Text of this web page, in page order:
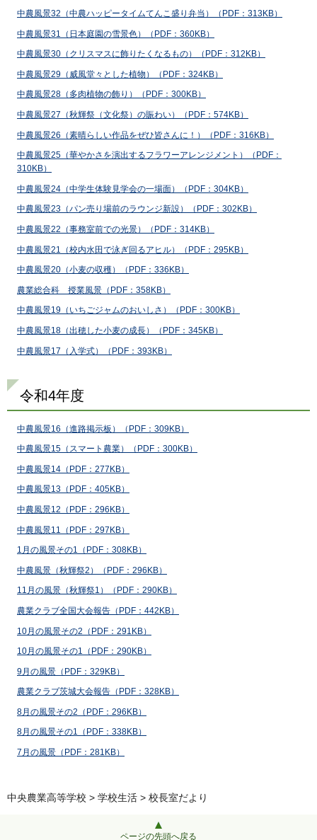
中農風景32（中農ハッピータイムてんこ盛り弁当）（PDF：313KB）
中農風景31（日本庭園の雪景色）（PDF：360KB）
中農風景30（クリスマスに飾りたくなるもの）（PDF：312KB）
中農風景29（威風堂々とした植物）（PDF：324KB）
中農風景28（多肉植物の飾り）（PDF：300KB）
中農風景27（秋輝祭（文化祭）の賑わい）（PDF：574KB）
中農風景26（素晴らしい作品をぜひ皆さんに！）（PDF：316KB）
中農風景25（華やかさを演出するフラワーアレンジメント）（PDF：
310KB）
中農風景24（中学生体験見学会の一場面）（PDF：304KB）
中農風景23（パン売り場前のラウンジ新設）（PDF：302KB）
中農風景22（事務室前での光景）（PDF：314KB）
中農風景21（校内水田で泳ぎ回るアヒル）（PDF：295KB）
中農風景20（小麦の収穫）（PDF：336KB）
農業総合科 授業風景 （PDF：358KB）
中農風景19（いちごジャムのおいしさ）（PDF：300KB）
中農風景18（出穂した小麦の成長）（PDF：345KB）
中農風景17（入学式）（PDF：393KB）
令和4年度
中農風景16（進路掲示板）（PDF：309KB）
中農風景15（スマート農業）（PDF：300KB）
中農風景14（PDF：277KB）
中農風景13（PDF：405KB）
中農風景12（PDF：296KB）
中農風景11（PDF：297KB）
1月の風景その1（PDF：308KB）
中農風景（秋輝祭2）（PDF：296KB）
11月の風景（秋輝祭1）（PDF：290KB）
農業クラブ全国大会報告（PDF：442KB）
10月の風景その2（PDF：291KB）
10月の風景その1（PDF：290KB）
9月の風景（PDF：329KB）
農業クラブ茨城大会報告（PDF：328KB）
8月の風景その2（PDF：296KB）
8月の風景その1（PDF：338KB）
7月の風景（PDF：281KB）
中央農業高等学校 > 学校生活 > 校長室だより
ページの先頭へ戻る